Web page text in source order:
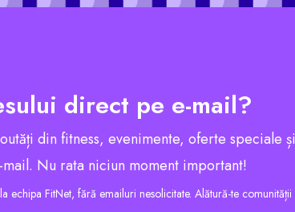
direct pe e-mail?
din fitness, evenimente, oferte speciale și
Nu rata niciun moment important!
FitNet, fără emailuri nesolicitate. Alătură-te comunității